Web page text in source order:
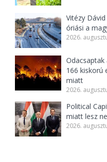
Vitézy
óriási a
2026.
166 kiskorú
miatt
2026.
Political
miatt lesz
2026.